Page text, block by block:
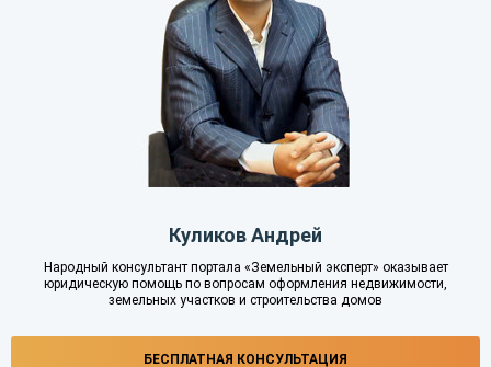
Куликов Андрей
Народный консультант портала «Земельный эксперт» оказывает
юридическую помощь по вопросам оформления недвижимости,
земельных участков и строительства домов
БЕСПЛАТНАЯ КОНСУЛЬТАЦИЯ